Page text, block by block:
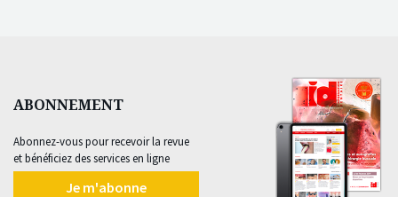
ABONNEMENT
Abonnez-vous pour recevoir la revue
et bénéficiez des services en ligne
Je m'abonne